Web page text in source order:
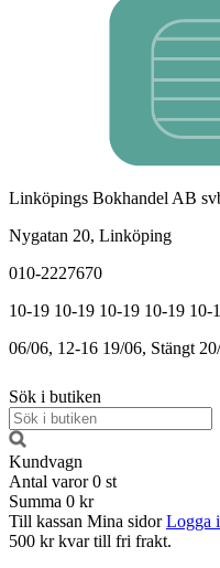
Linköpings Bokhandel AB
Nygatan 20, Linköping
010-2227670
10-19 10-19 10-19 10-19 10-
06/06, 12-16 19/06, Stängt
Sök i butiken
Kundvagn
Antal varor 0 st
Summa 0 kr
Till kassan Mina sidor Logga
500 kr kvar till fri frakt.